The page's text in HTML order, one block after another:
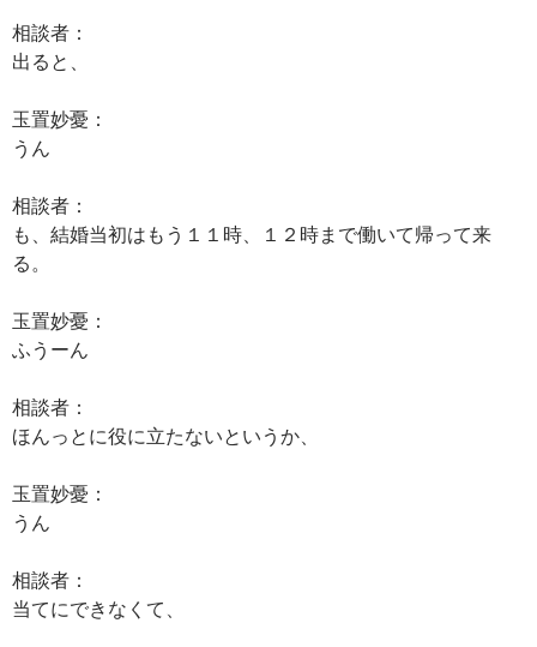
相談者：
出ると、
玉置妙憂：
うん
相談者：
も、結婚当初はもう１１時、１２時まで働いて帰って来
る。
玉置妙憂：
ふうーん
相談者：
ほんっとに役に立たないというか、
玉置妙憂：
うん
相談者：
当てにできなくて、